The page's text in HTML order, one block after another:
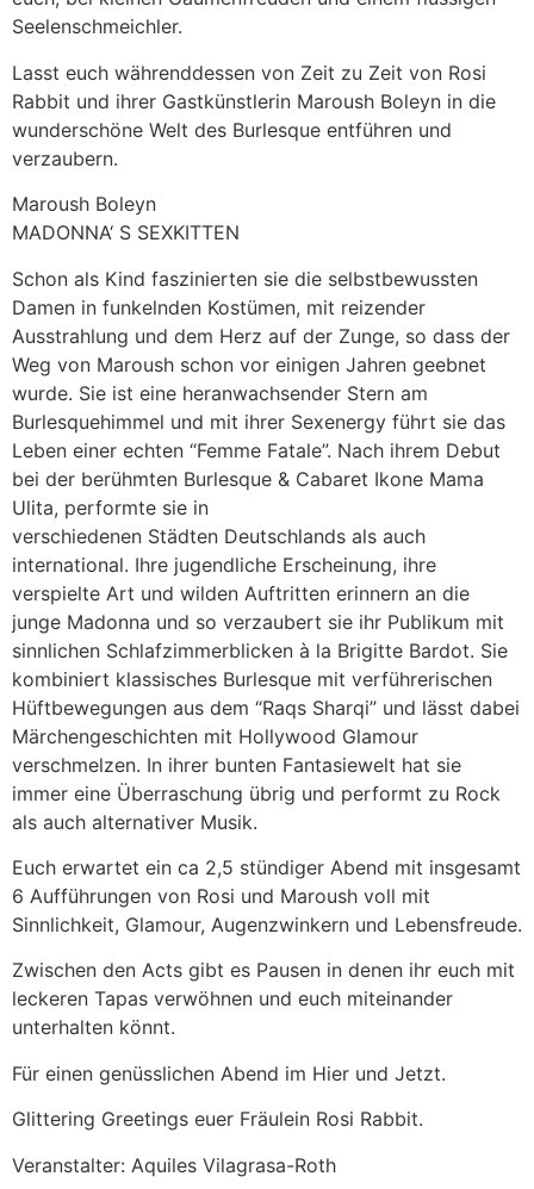
Seelenschmeichler.
Lasst euch währenddessen von Zeit zu Zeit von Rosi
Rabbit und ihrer Gastkünstlerin Maroush Boleyn in die
wunderschöne Welt des Burlesque entführen und
verzaubern.
Maroush Boleyn
MADONNA‘ S SEXKITTEN
Schon als Kind faszinierten sie die selbstbewussten
Damen in funkelnden Kostümen, mit reizender
Ausstrahlung und dem Herz auf der Zunge, so dass der
Weg von Maroush schon vor einigen Jahren geebnet
wurde. Sie ist eine heranwachsender Stern am
Burlesquehimmel und mit ihrer Sexenergy führt sie das
Leben einer echten “Femme Fatale”. Nach ihrem Debut
bei der berühmten Burlesque & Cabaret Ikone Mama
Ulita, performte sie in
verschiedenen Städten Deutschlands als auch
international. Ihre jugendliche Erscheinung, ihre
verspielte Art und wilden Auftritten erinnern an die
junge Madonna und so verzaubert sie ihr Publikum mit
sinnlichen Schlafzimmerblicken à la Brigitte Bardot. Sie
kombiniert klassisches Burlesque mit verführerischen
Hüftbewegungen aus dem “Raqs Sharqi” und lässt dabei
Märchengeschichten mit Hollywood Glamour
verschmelzen. In ihrer bunten Fantasiewelt hat sie
immer eine Überraschung übrig und performt zu Rock
als auch alternativer Musik.
Euch erwartet ein ca 2,5 stündiger Abend mit insgesamt
6 Aufführungen von Rosi und Maroush voll mit
Sinnlichkeit, Glamour, Augenzwinkern und Lebensfreude.
Zwischen den Acts gibt es Pausen in denen ihr euch mit
leckeren Tapas verwöhnen und euch miteinander
unterhalten könnt.
Für einen genüsslichen Abend im Hier und Jetzt.
Glittering Greetings euer Fräulein Rosi Rabbit.
Veranstalter: Aquiles Vilagrasa-Roth